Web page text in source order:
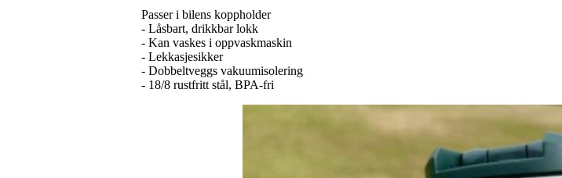
Passer i bilens koppholder
- Låsbart, drikkbar lokk
- Kan vaskes i oppvaskmaskin
- Lekkasjesikker
- Dobbeltveggs vakuumisolering
- 18/8 rustfritt stål, BPA-fri